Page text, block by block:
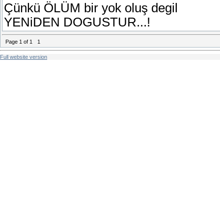
Çünkü ÖLÜM bir yok oluş degil
YENiDEN DOGUSTUR...!
Page 1 of 1 1
Full website version